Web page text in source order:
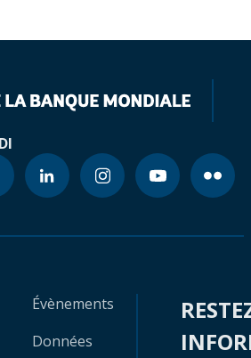
Évènements
Données